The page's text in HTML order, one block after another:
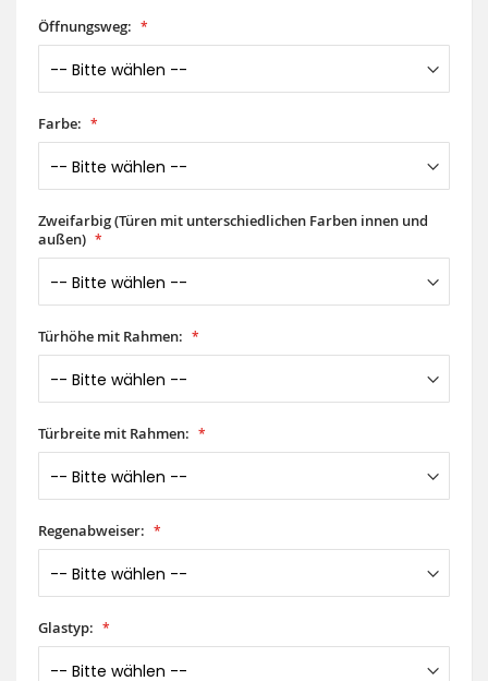
Öffnungsweg:
Farbe:
Zweifarbig (Türen mit unterschiedlichen Farben innen und
außen)
Türhöhe mit Rahmen:
Türbreite mit Rahmen:
Regenabweiser:
Glastyp: